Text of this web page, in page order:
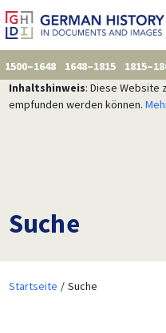
1500–1648 1648–1815
Inhaltshinweis: Diese Website
empfunden werden können.
Suche
Startseite Suche